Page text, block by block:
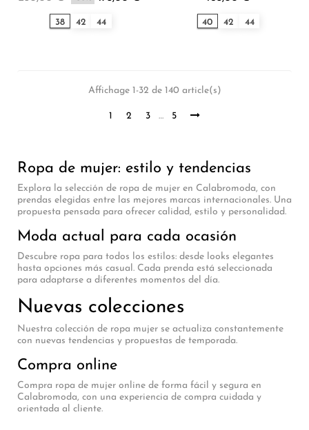
38 42 44 40 42 44
Affichage 1-32 de 140 article(s)
1 2 3 … 5
Ropa de mujer: estilo y tendencias
Explora la selección de ropa de mujer en Calabromoda, con
prendas elegidas entre las mejores marcas internacionales. Una
propuesta pensada para ofrecer calidad, estilo y personalidad.
Moda actual para cada ocasión
Descubre ropa para todos los estilos: desde looks elegantes
hasta opciones más casual. Cada prenda está seleccionada
para adaptarse a diferentes momentos del día.
Nuevas colecciones
Nuestra colección de ropa mujer se actualiza constantemente
con nuevas tendencias y propuestas de temporada.
Compra online
Compra ropa de mujer online de forma fácil y segura en
Calabromoda, con una experiencia de compra cuidada y
orientada al cliente.